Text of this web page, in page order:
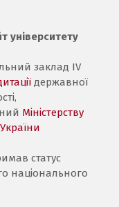
університету
заклад IV
державної
Міністерству
статус
національного